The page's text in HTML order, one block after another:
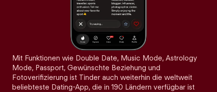
Mit Funktionen wie Double Date, Music Mode, Astrology
Mode, Passport, Gewünschte Beziehung und
Fotoverifizierung ist Tinder auch weiterhin die weltweit
beliebteste Dating-App, die in 190 Ländern verfügbar ist